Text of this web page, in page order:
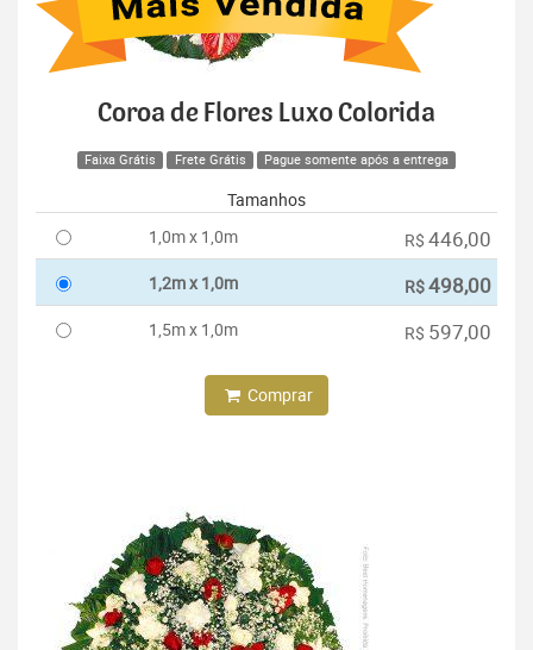
Coroa de Flores Luxo Colorida
Faixa Grátis Frete Grátis Pague somente após a entrega
Tamanhos
1,0m x 1,0m
R$ 446,00
1,2m x 1,0m R$498,00
1,5m x 1,0m R$ 597,00
Comprar